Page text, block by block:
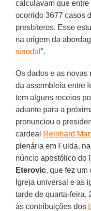
calculavam que
ocorrido 3677 casos
presbíteros. Esse
na origem da
sinodal”.
Os dados e as novas
da assembleia entre
tem alguns receios
adiante para a
pronunciou o
cardeal Reinhard
plenária em Fulda,
núncio apostólico do
Eterovic, que fez um
Igreja universal e as
tarde de quarta-feira,
às contribuições dos